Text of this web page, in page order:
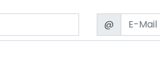
Email
@